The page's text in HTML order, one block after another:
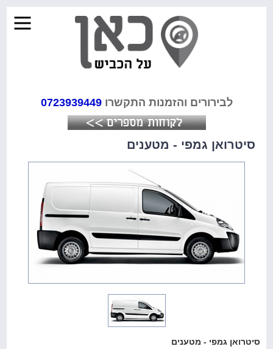
לבירורים והזמנות התקשרו0723939449
סיטרואן גמפי - מטענים
סיטרואן גמפי - מטענים